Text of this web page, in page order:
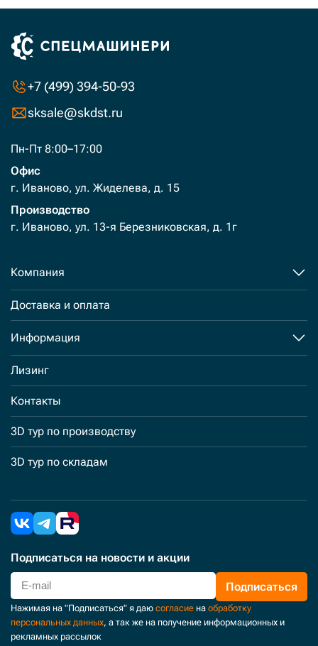
+7 (499) 394-50-93
sksale@skdst.ru
Пн-Пт 8:00–17:00
Офис
г. Иваново, ул. Жиделева, д. 15
Производство
г. Иваново, ул. 13-я Березниковская, д. 1г
Компания
Доставка и оплата
Информация
Лизинг
Контакты
3D тур по производству
3D тур по складам
Подписаться на новости и акции
Подписаться
Нажимая на "Подписаться" я даю согласие на обработку
персональных данных, а так же на получение информационных и
рекламных рассылок